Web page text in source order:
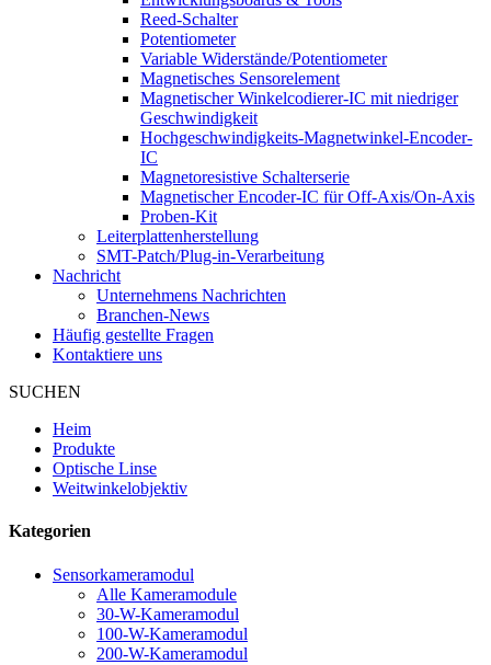
Reed-Schalter
Potentiometer
Variable Widerstände/Potentiometer
Magnetisches Sensorelement
Magnetischer Winkelcodierer-IC mit niedriger
Geschwindigkeit
Hochgeschwindigkeits-Magnetwinkel-Encoder-
IC
Magnetoresistive Schalterserie
Magnetischer Encoder-IC für Off-Axis/On-Axis
Proben-Kit
Leiterplattenherstellung
SMT-Patch/Plug-in-Verarbeitung
Nachricht
Unternehmens Nachrichten
Branchen-News
Häufig gestellte Fragen
Kontaktiere uns
SUCHEN
Heim
Produkte
Optische Linse
Weitwinkelobjektiv
Kategorien
Sensorkameramodul
Alle Kameramodule
30-W-Kameramodul
100-W-Kameramodul
200-W-Kameramodul